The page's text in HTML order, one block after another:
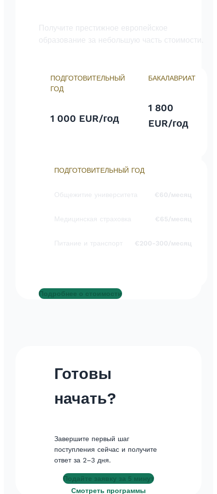
Получите престижное европейское
образование за небольшую часть стоимости.
ПОДГОТОВИТЕЛЬНЫЙ
ГОД
1 000 EUR/год
БАКАЛАВРИАТ
1 800
EUR/год
ПОДГОТОВИТЕЛЬНЫЙ ГОД
Общежитие университета €60/месяц
Медицинская страховка €65/месяц
Питание и транспорт €200-300/месяц
Подробнее о стоимости
Готовы
начать?
Завершите первый шаг
поступления сейчас и получите
ответ за 2–3 дня.
Подайте заявку за 5 минут
Смотреть программы